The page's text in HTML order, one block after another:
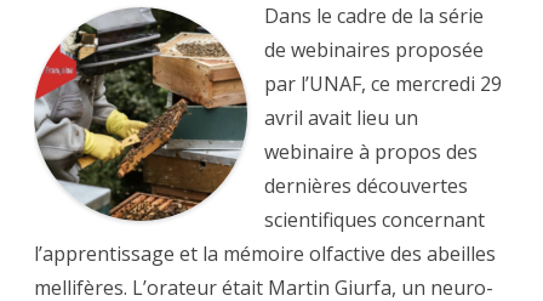
Dans le cadre de la série
de webinaires proposée
par l’UNAF, ce mercredi 29
avril avait lieu un
webinaire à propos des
dernières découvertes
scientifiques concernant
l’apprentissage et la mémoire olfactive des abeilles
mellifères. L’orateur était Martin Giurfa, un neuro-